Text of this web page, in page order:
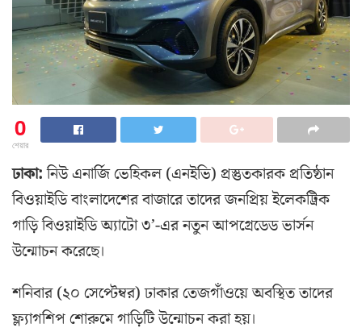
0
শেয়ার
ঢাকা:নিউ এনার্জি ভেহিকল (এনইভি) প্রস্তুতকারক প্রতিষ্ঠান
বিওয়াইডি বাংলাদেশের বাজারে তাদের জনপ্রিয় ইলেকট্রিক
গাড়ি বিওয়াইডি অ্যাটো ৩’-এর নতুন আপগ্রেডেড ভার্সন
উন্মোচন করেছে।
শনিবার (২০ সেপ্টেম্বর) ঢাকার তেজগাঁওয়ে অবস্থিত তাদের
ফ্ল্যাগশিপ শোরুমে গাড়িটি উন্মোচন করা হয়।